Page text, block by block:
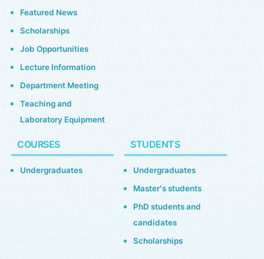
Featured News
Scholarships
Job Opportunities
Lecture Information
Department Meeting
Teaching and
Laboratory Equipment
COURSES
Undergraduates
STUDENTS
Undergraduates
Master′s students
PhD students and
candidates
Scholarships